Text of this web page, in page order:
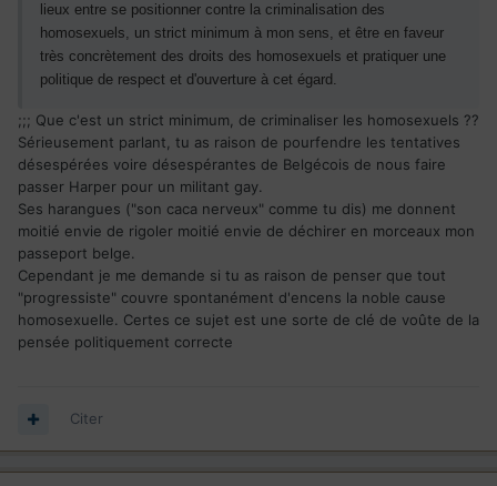
lieux entre se positionner contre la criminalisation des
homosexuels, un strict minimum à mon sens, et être en faveur
très concrètement des droits des homosexuels et pratiquer une
politique de respect et d'ouverture à cet égard.
;;; Que c'est un strict minimum, de criminaliser les homosexuels ??
Sérieusement parlant, tu as raison de pourfendre les tentatives
désespérées voire désespérantes de Belgécois de nous faire
passer Harper pour un militant gay.
Ses harangues ("son caca nerveux" comme tu dis) me donnent
moitié envie de rigoler moitié envie de déchirer en morceaux mon
passeport belge.
Cependant je me demande si tu as raison de penser que tout
"progressiste" couvre spontanément d'encens la noble cause
homosexuelle. Certes ce sujet est une sorte de clé de voûte de la
pensée politiquement correcte
Citer